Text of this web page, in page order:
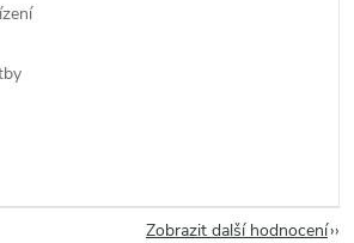
Zobrazit další hodnocení